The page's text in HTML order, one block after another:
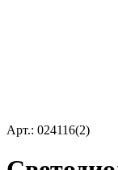
Арт.: 024116(2)